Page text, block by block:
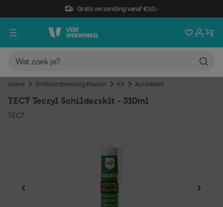
Gratis verzending vanaf €50,-
Home Schildersbenodigdheden Kit Acrylaatkit
TEC7 Tecryl Schilderskit - 310ml
TEC7